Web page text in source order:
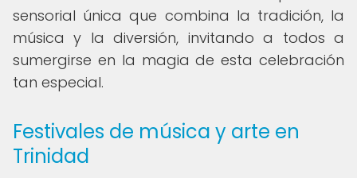
sensorial única que combina la tradición, la
música y la diversión, invitando a todos a
sumergirse en la magia de esta celebración
tan especial.
Festivales de música y arte en
Trinidad